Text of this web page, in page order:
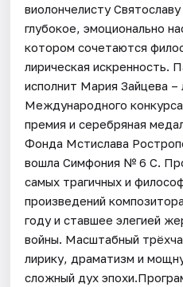
виолончелисту
глубокое, эмоционально
котором сочетаются
лирическая искренность.
исполнит Мария Зайцева –
Международного
премия и серебряная
Фонда Мстислава
вошла Симфония № 6 С.
самых трагичных и
произведений
году и ставшее элегией
войны. Масштабный
лирику, драматизм и
сложный дух